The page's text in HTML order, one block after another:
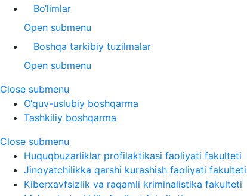
Bo‘limlar
Open submenu
Boshqa tarkibiy tuzilmalar
Open submenu
Close submenu
O‘quv-uslubiy boshqarma
Tashkiliy boshqarma
Close submenu
Huquqbuzarliklar profilaktikasi faoliyati fakulteti
Jinoyatchilikka qarshi kurashish faoliyati fakulteti
Kiberxavfsizlik va raqamli kriminalistika fakulteti